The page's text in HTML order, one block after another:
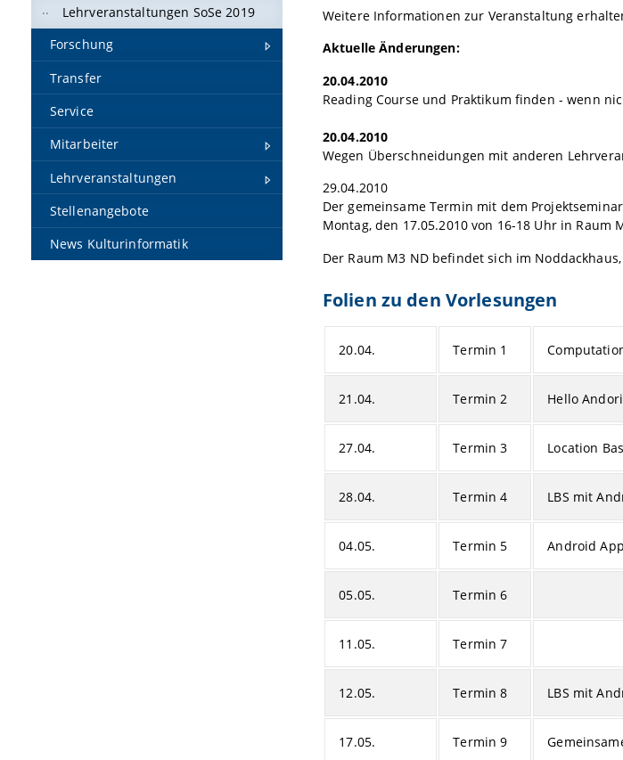
Lehrveranstaltungen SoSe 2019
Forschung
Transfer
Service
Mitarbeiter
Lehrveranstaltungen
Stellenangebote
News Kulturinformatik
Weitere Informationen zur Veranstaltung
Aktuelle Änderungen:
20.04.2010
Reading Course und Praktikum finden - wenn
20.04.2010
Wegen Überschneidungen mit anderen
29.04.2010
Der gemeinsame Termin mit dem
Montag, den 17.05.2010 von 16-18 Uhr in Raum
Der Raum M3 ND befindet sich im
Folien zu den Vorlesungen
20.04. Termin 1
21.04. Termin 2 Hello
27.04. Termin 3 Location
28.04. Termin 4 LBS mit
04.05. Termin 5 Android
05.05. Termin 6
11.05. Termin 7
12.05. Termin 8 LBS mit
17.05. Termin 9